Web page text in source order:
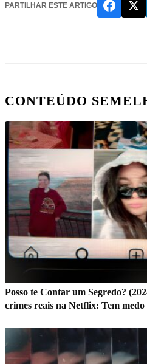
PARTILHAR ESTE ARTIGO
CONTEÚDO
Posso te Contar um Segredo?
crimes reais na Netflix: Tem medo